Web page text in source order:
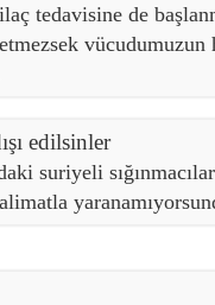
tedavisine de
vücudumuzun
edilsinler
suriyeli